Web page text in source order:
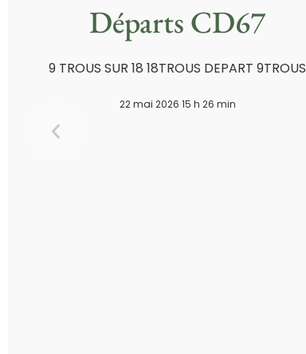
Départs CD67
9 TROUS SUR 18 18TROUS DEPART 9TROUS
22 mai 2026 15 h 26 min